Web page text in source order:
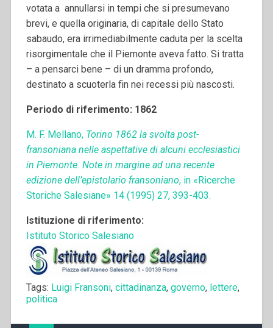
votata a annullarsi in tempi che si presumevano
brevi, e quella originaria, di capitale dello Stato
sabaudo, era irrimediabilmente caduta per la scelta
risorgimentale che il Piemonte aveva fatto. Si tratta
– a pensarci bene – di un dramma profondo,
destinato a scuoterla fin nei recessi più nascosti.
Periodo di riferimento: 1862
M. F. Mellano, Torino 1862 la svolta post-
fransoniana nelle aspettative di alcuni ecclesiastici
in Piemonte. Note in margine ad una recente
edizione dell’epistolario fransoniano, in «Ricerche
Storiche Salesiane» 14 (1995) 27, 393-403.
Istituzione di riferimento:
Istituto Storico Salesiano
Tags: Luigi Fransoni, cittadinanza, governo, lettere,
politica